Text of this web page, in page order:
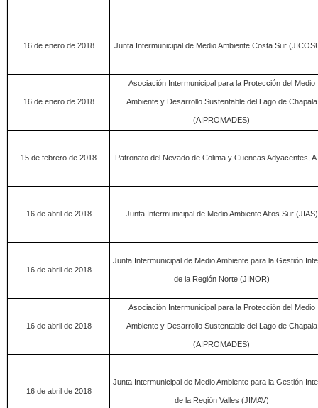
16 de enero de 2018 Junta Intermunicipal de Medio Ambiente Costa Sur
16 de enero de 2018
Asociación Intermunicipal para la Protección del Medio
Ambiente y Desarrollo Sustentable del Lago de Chapala
(AIPROMADES)
15 de febrero de 2018 Patronato del Nevado de Colima y Cuencas Adyacentes,
16 de abril de 2018 Junta Intermunicipal de Medio Ambiente Altos Sur (JIAS)
16 de abril de 2018
Junta Intermunicipal de Medio Ambiente para la Gestión
de la Región Norte (JINOR)
16 de abril de 2018
Asociación Intermunicipal para la Protección del Medio
Ambiente y Desarrollo Sustentable del Lago de Chapala
(AIPROMADES)
16 de abril de 2018
Junta Intermunicipal de Medio Ambiente para la Gestión
de la Región Valles (JIMAV)